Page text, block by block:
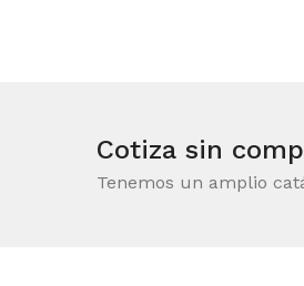
Cotiza sin
Tenemos un amplio